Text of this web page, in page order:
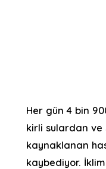
Her gün 4 bin
kirli sulardan ve
kaynaklanan
kaybediyor.